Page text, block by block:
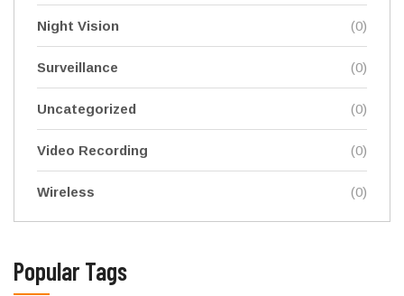
Night Vision (0)
Surveillance (0)
Uncategorized (0)
Video Recording (0)
Wireless (0)
Popular Tags